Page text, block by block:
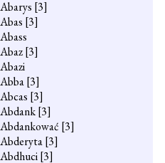
Abarys [3]
Abas [3]
Abass
Abaz[3]
Abazi
Abba[3]
Abcas [3]
Abdank[3]
Abdankować [3]
Abderyta[3]
Abdhuci[3]